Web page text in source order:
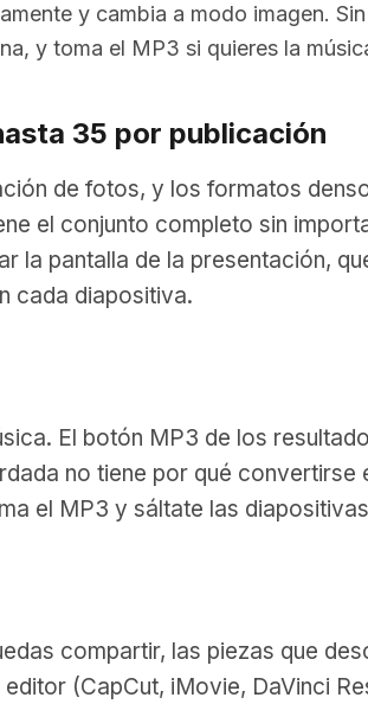
y cambia a modo imagen.
y toma el MP3 si quieres la
35 por publicación
de fotos, y los formatos
el conjunto completo sin
la pantalla de la presentación,
cada diapositiva.
El botón MP3 de los
no tiene por qué
el MP3 y sáltate las
compartir, las piezas que
(CapCut, iMovie, DaVinci